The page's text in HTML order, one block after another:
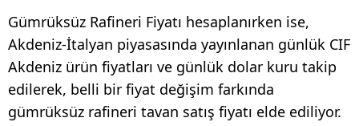
Gümrüksüz Rafineri Fiyatı hesaplanırken ise,
Akdeniz-İtalyan piyasasında yayınlanan günlük CIF
Akdeniz ürün fiyatları ve günlük dolar kuru takip
edilerek, belli bir fiyat değişim farkında
gümrüksüz rafineri tavan satış fiyatı elde ediliyor.